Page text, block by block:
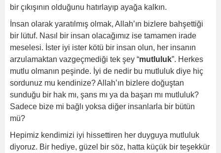
bir çıkışının olduğunu hatırlayıp ayağa kalkın.
İnsan olarak yaratılmış olmak, Allah’ın bizlere bahşettiği
bir lütuf. Nasıl bir insan olacağımız ise tamamen irade
meselesi. İster iyi ister kötü bir insan olun, her insanın
arzulamaktan vazgeçmediği tek şey “mutluluk”. Herkes
mutlu olmanın peşinde. İyi de nedir bu mutluluk diye hiç
sordunuz mu kendinize? Allah’ın bizlere doğuştan
sunduğu bir hak mı, şans mı ya da başarı mı mutluluk?
Sadece bize mi bağlı yoksa diğer insanlarla bir bütün
mü?
Hepimiz kendimizi iyi hissettiren her duyguya mutluluk
diyoruz. Bir hediye, güzel bir söz, hatta küçük bir teşekkür